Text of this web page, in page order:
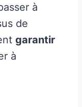
à
de
garantir
à